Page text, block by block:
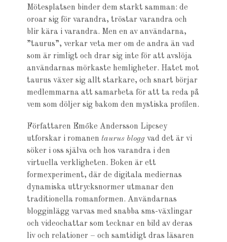
Mötesplatsen binder dem starkt samman: de
oroar sig för varandra, tröstar varandra och
blir kära i varandra. Men en av användarna,
”taurus”, verkar veta mer om de andra än vad
som är rimligt och drar sig inte för att avslöja
användarnas mörkaste hemligheter. Hatet mot
taurus växer sig allt starkare, och snart börjar
medlemmarna att samarbeta för att ta reda på
vem som döljer sig bakom den mystiska profilen.
Författaren Emőke Andersson Lipcsey
utforskar i romanen taurus blogg vad det är vi
söker i oss själva och hos varandra i den
virtuella verkligheten. Boken är ett
formexperiment, där de digitala mediernas
dynamiska uttrycksnormer utmanar den
traditionella romanformen. Användarnas
blogginlägg varvas med snabba sms-växlingar
och videochattar som tecknar en bild av deras
liv och relationer – och samtidigt dras läsaren